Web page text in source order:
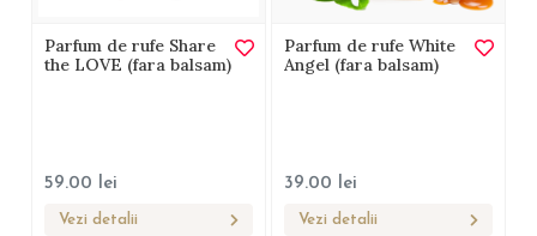
Parfum de rufe Share
the LOVE (fara balsam)
59.00 lei
Vezi detalii
Parfum de rufe White
Angel (fara balsam)
39.00 lei
Vezi detalii